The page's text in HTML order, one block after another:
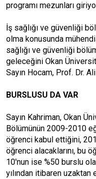
programı mezunları
İş sağlığı ve güvenliği
olma konusunda
sağlığı ve güvenliği
geleceğini Okan
Sayın Hocam, Prof. Dr.
BURSLUSU DA VAR
Sayın Kahriman, Okan
Bölümünün 2009-2010
öğrenci kabul ettiğini,
öğrenci alacaklarını, bu
10'nun ise %50 burslu
yılından itibaren